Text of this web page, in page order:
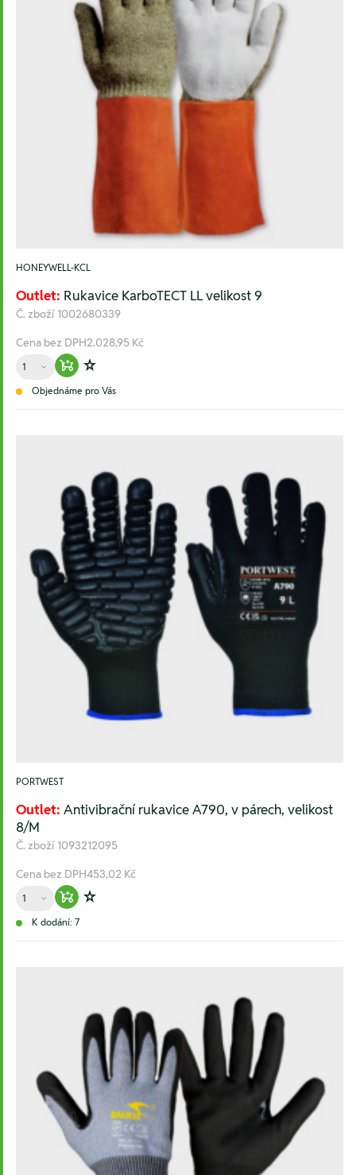
HONEYWELL-KCL
Outlet: Rukavice KarboTECT LL velikost 9
Č. zboží 1002680339
Cena bez DPH2.028,95 Kč
Množství
Warenkorb hinzufügen
Zur Wunschliste hinzufügen
Objednáme pro Vás
PORTWEST
Outlet: Antivibrační rukavice A790, v párech, velikost
8/M
Č. zboží 1093212095
Cena bez DPH453,02 Kč
Množství
Warenkorb hinzufügen
Zur Wunschliste hinzufügen
K dodání: 7